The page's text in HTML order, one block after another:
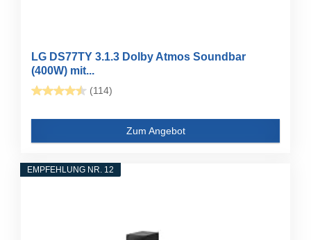
LG DS77TY 3.1.3 Dolby Atmos Soundbar
(400W) mit...
(114)
Zum Angebot
EMPFEHLUNG NR. 12